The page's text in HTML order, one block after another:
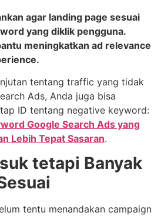
agar landing page sesuai
yang diklik pengguna.
meningkatkan ad relevance
tentang traffic yang tidak
Ads, Anda juga bisa
ID tentang negative keyword:
Google Search Ads yang
Lebih Tepat Sasaran.
tetapi Banyak
tentu menandakan campaign